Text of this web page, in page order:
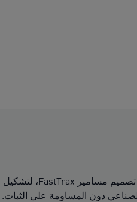
انطلقوا بأقصى سرعة مع حذاء ULTRA 6 الذي يتميز بجزء علوي شبكي محدّث ومصمم بدقة هندسية لراحة وأداء فائقين. يجتمع النعل الخارجي SPEEDSYSTEM مع تصميم مسامير FastTrax، لتشكيل
دون المساومة على الثبات.